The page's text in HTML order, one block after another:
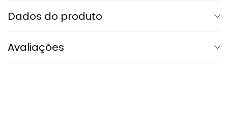
Dados do produto
Avaliações